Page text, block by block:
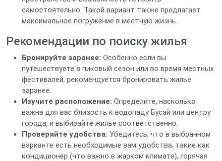
самостоятельно. Такой вариант также предлагает
максимальное погружение в местную жизнь.
Рекомендации по поиску жилья
Бронируйте заранее: Особенно если вы
путешествуете в пиковый сезон или во время местных
фестивалей, рекомендуется бронировать жилье
заранее.
Изучите расположение: Определите, насколько
важна для вас близость к водопаду Бусай или центру
города, и выбирайте жилье соответственно.
Проверяйте удобства: Убедитесь, что в выбранном
варианте есть необходимые вам удобства, такие как
кондиционер (что важно в жарком климате), горячая